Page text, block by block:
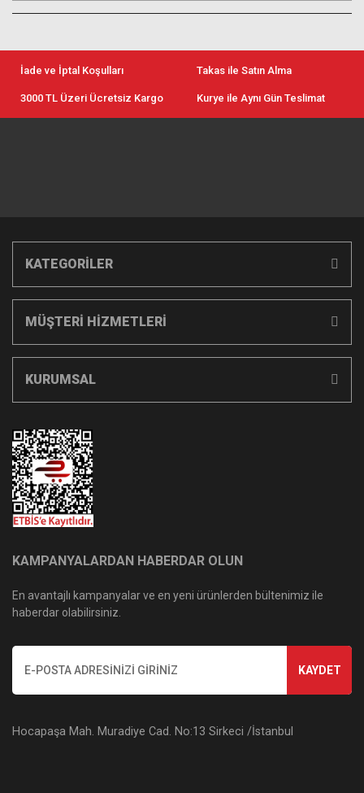
İade ve İptal Koşulları Takas ile Satın Alma
3000 TL Üzeri Ücretsiz Kargo Kurye ile Aynı Gün Teslimat
KATEGORİLER
MÜŞTERİ HİZMETLERİ
KURUMSAL
KAMPANYALARDAN HABERDAR OLUN
En avantajlı kampanyalar ve en yeni ürünlerden bültenimiz ile
haberdar olabilirsiniz.
KAYDET
Hocapaşa Mah. Muradiye Cad. No:13 Sirkeci /İstanbul